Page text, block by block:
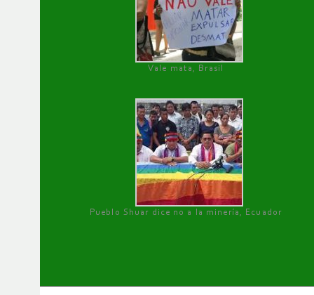
Vale mata, Brasil
Pueblo Shuar dice no a la minería, Ecuador